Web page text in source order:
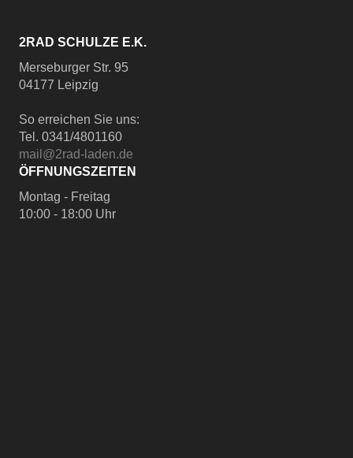
2RAD SCHULZE E.K.
Merseburger Str. 95
04177 Leipzig
So erreichen Sie uns:
Tel. 0341/4801160
mail@2rad-laden.de
ÖFFNUNGSZEITEN
Montag - Freitag
10:00 - 18:00 Uhr